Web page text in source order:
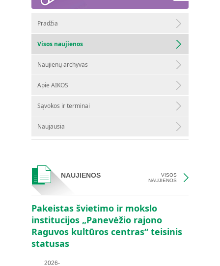
Pradžia
Visos naujienos
Naujienų archyvas
Apie AIKOS
Sąvokos ir terminai
Naujausia
NAUJIENOS
VISOS
NAUJIENOS
Pakeistas švietimo ir mokslo
institucijos „Panevėžio rajono
Raguvos kultūros centras“ teisinis
statusas
2026-